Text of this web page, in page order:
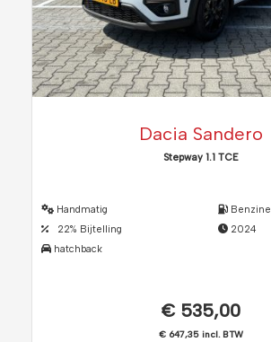
Dacia Sandero
Stepway 1.1 TCE
Handmatig
22% Bijtelling
hatchback
Benzine
2024
€ 535,00
€ 647,35 incl. BTW